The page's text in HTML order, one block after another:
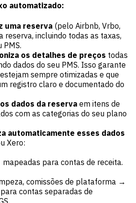
automatizado:
uma reserva (pelo Airbnb, Vrbo,
reserva, incluindo todas as taxas,
PMS.
os detalhes de preços todas
dados do seu PMS. Isso garante
sempre otimizadas e que
registro claro e documentado do
dados da reserva em itens de
com as categorias do seu plano
automaticamente esses dados
Xero:
para contas de receita.
comissões de plataforma →
contas separadas de